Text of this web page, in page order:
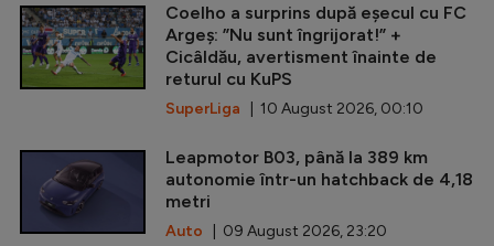
Coelho a surprins după eșecul cu FC
Argeș: ”Nu sunt îngrijorat!” +
Cicâldău, avertisment înainte de
returul cu KuPS
SuperLiga | 10 August 2026, 00:10
Leapmotor B03, până la 389 km
autonomie într-un hatchback de 4,18
metri
Auto | 09 August 2026, 23:20